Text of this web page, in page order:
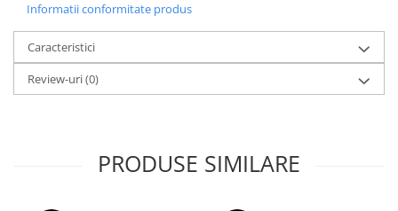
Informatii conformitate produs
Caracteristici
Review-uri(0)
PRODUSE SIMILARE